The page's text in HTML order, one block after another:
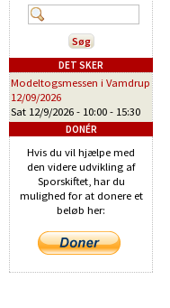
DET SKER
Modeltogsmessen i Vamdrup
12/09/2026
Sat 12/9/2026 - 10:00 - 15:30
DONÉR
Hvis du vil hjælpe med
den videre udvikling af
Sporskiftet, har du
mulighed for at donere et
beløb her: